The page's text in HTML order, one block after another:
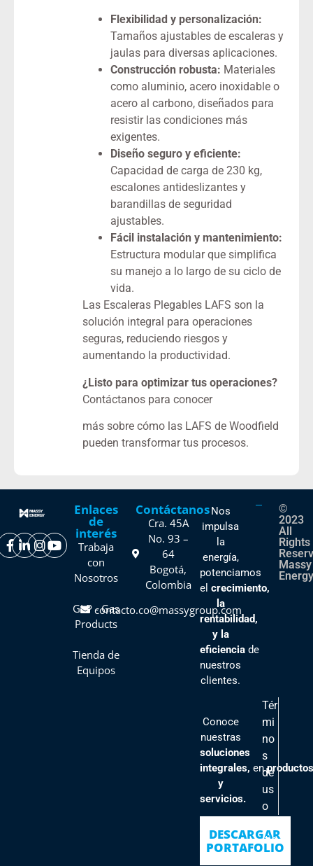
Flexibilidad y personalización:
Tamaños ajustables de escaleras y
jaulas para diversas aplicaciones.
Construcción robusta: Materiales
como aluminio, acero inoxidable o
acero al carbono, diseñados para
resistir las condiciones más
exigentes.
Diseño seguro y eficiente:
Capacidad de carga de 230 kg,
escalones antideslizantes y
barandillas de seguridad
ajustables.
Fácil instalación y mantenimiento:
Estructura modular que simplifica
su manejo a lo largo de su ciclo de
vida.
Las Escaleras Plegables LAFS son la
solución integral para operaciones
seguras, reduciendo riesgos y
aumentando la productividad.
¿Listo para optimizar tus operaciones?
Contáctanos para conocer
más sobre cómo las LAFS de Woodfield
pueden transformar tus procesos.
Enlaces
de
interés
Trabaja
con
Nosotros
GLP - Gas
Products
Tienda de
Equipos
Contáctanos
Cra. 45A
No. 93 –
64
Bogotá,
Colombia
contacto.co@massygroup.com
Nos
impulsa
la
energía,
potenciamos
el crecimiento,
la
rentabilidad,
y la
eficienciade
nuestros
clientes.
Conoce
nuestras
soluciones
integrales, enproductos
y
servicios.
DESCARGAR
PORTAFOLIO
©
2023
All
Rights
Massy
Tér
mi
no
s
de
us
o
ític